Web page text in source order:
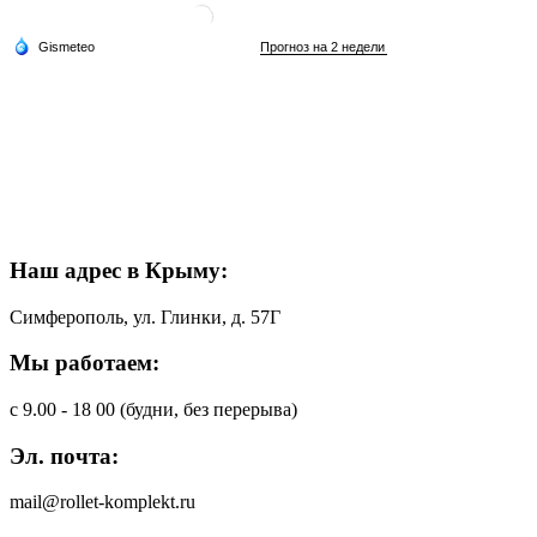
Наш адрес в Крыму:
Симферополь, ул. Глинки, д. 57Г
Мы работаем:
с 9.00 - 18 00 (будни, без перерыва)
Эл. почта:
mail@rollet-komplekt.ru